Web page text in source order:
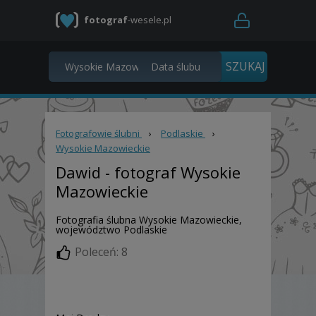
fotograf-wesele.pl
Fotografowie ślubni › Podlaskie
›
Wysokie Mazowieckie
Dawid - fotograf Wysokie
Mazowieckie
Fotografia ślubna Wysokie Mazowieckie,
województwo Podlaskie
Poleceń: 8